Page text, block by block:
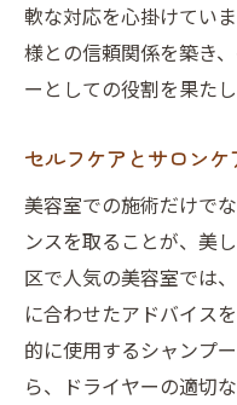
軟な対応を心掛けてい
様との信頼関係を築き
ーとしての役割を果たし
セルフケアとサロン
美容室での施術だけで
ンスを取ることが、美
区で人気の美容室では
に合わせたアドバイス
的に使用するシャンプ
ら、ドライヤーの適切